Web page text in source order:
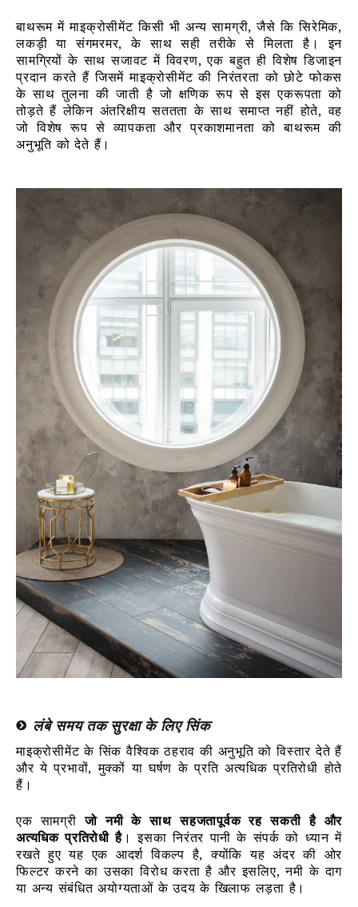
बाथरूम में माइक्रोसीमेंट किसी भी अन्य सामग्री, जैसे कि सिरेमिक,
लकड़ी या संगमरमर, के साथ सही तरीके से मिलता है। इन
सामग्रियों के साथ सजावट में विवरण, एक बहुत ही विशेष डिजाइन
प्रदान करते हैं जिसमें माइक्रोसीमेंट की निरंतरता को छोटे फोकस
के साथ तुलना की जाती है जो क्षणिक रूप से इस एकरूपता को
तोड़ते हैं लेकिन अंतरिक्षीय सततता के साथ समाप्त नहीं होते, वह
जो विशेष रूप से व्यापकता और प्रकाशमानता को बाथरूम की
अनुभूति को देते हैं।
लंबे समय तक सुरक्षा के लिए सिंक
माइक्रोसीमेंट के सिंक वैश्विक ठहराव की अनुभूति को विस्तार देते हैं
और ये प्रभावों, मुक्कों या घर्षण के प्रति अत्यधिक प्रतिरोधी होते
हैं।
एक सामग्रीजो नमी के साथ सहजतापूर्वक रह सकती है और
अत्यधिक प्रतिरोधी है । इसका निरंतर पानी के संपर्क को ध्यान में
रखते हुए यह एक आदर्श विकल्प है, क्योंकि यह अंदर की ओर
फिल्टर करने का उसका विरोध करता है और इसलिए, नमी के दाग
या अन्य संबंधित अयोग्यताओं के उदय के खिलाफ लड़ता है।